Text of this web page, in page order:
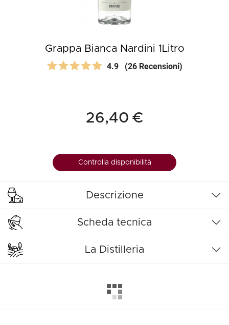
Grappa Bianca Nardini 1Litro
4.9 (26 Recensioni)
26,40 €
Controlla disponibilità
Descrizione
Scheda tecnica
La Distilleria